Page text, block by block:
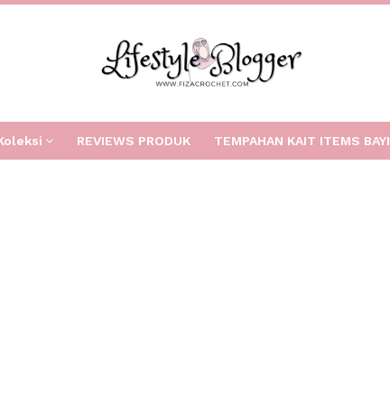
REVIEWS PRODUK TEMPAHAN KAIT ITEMS BAYI